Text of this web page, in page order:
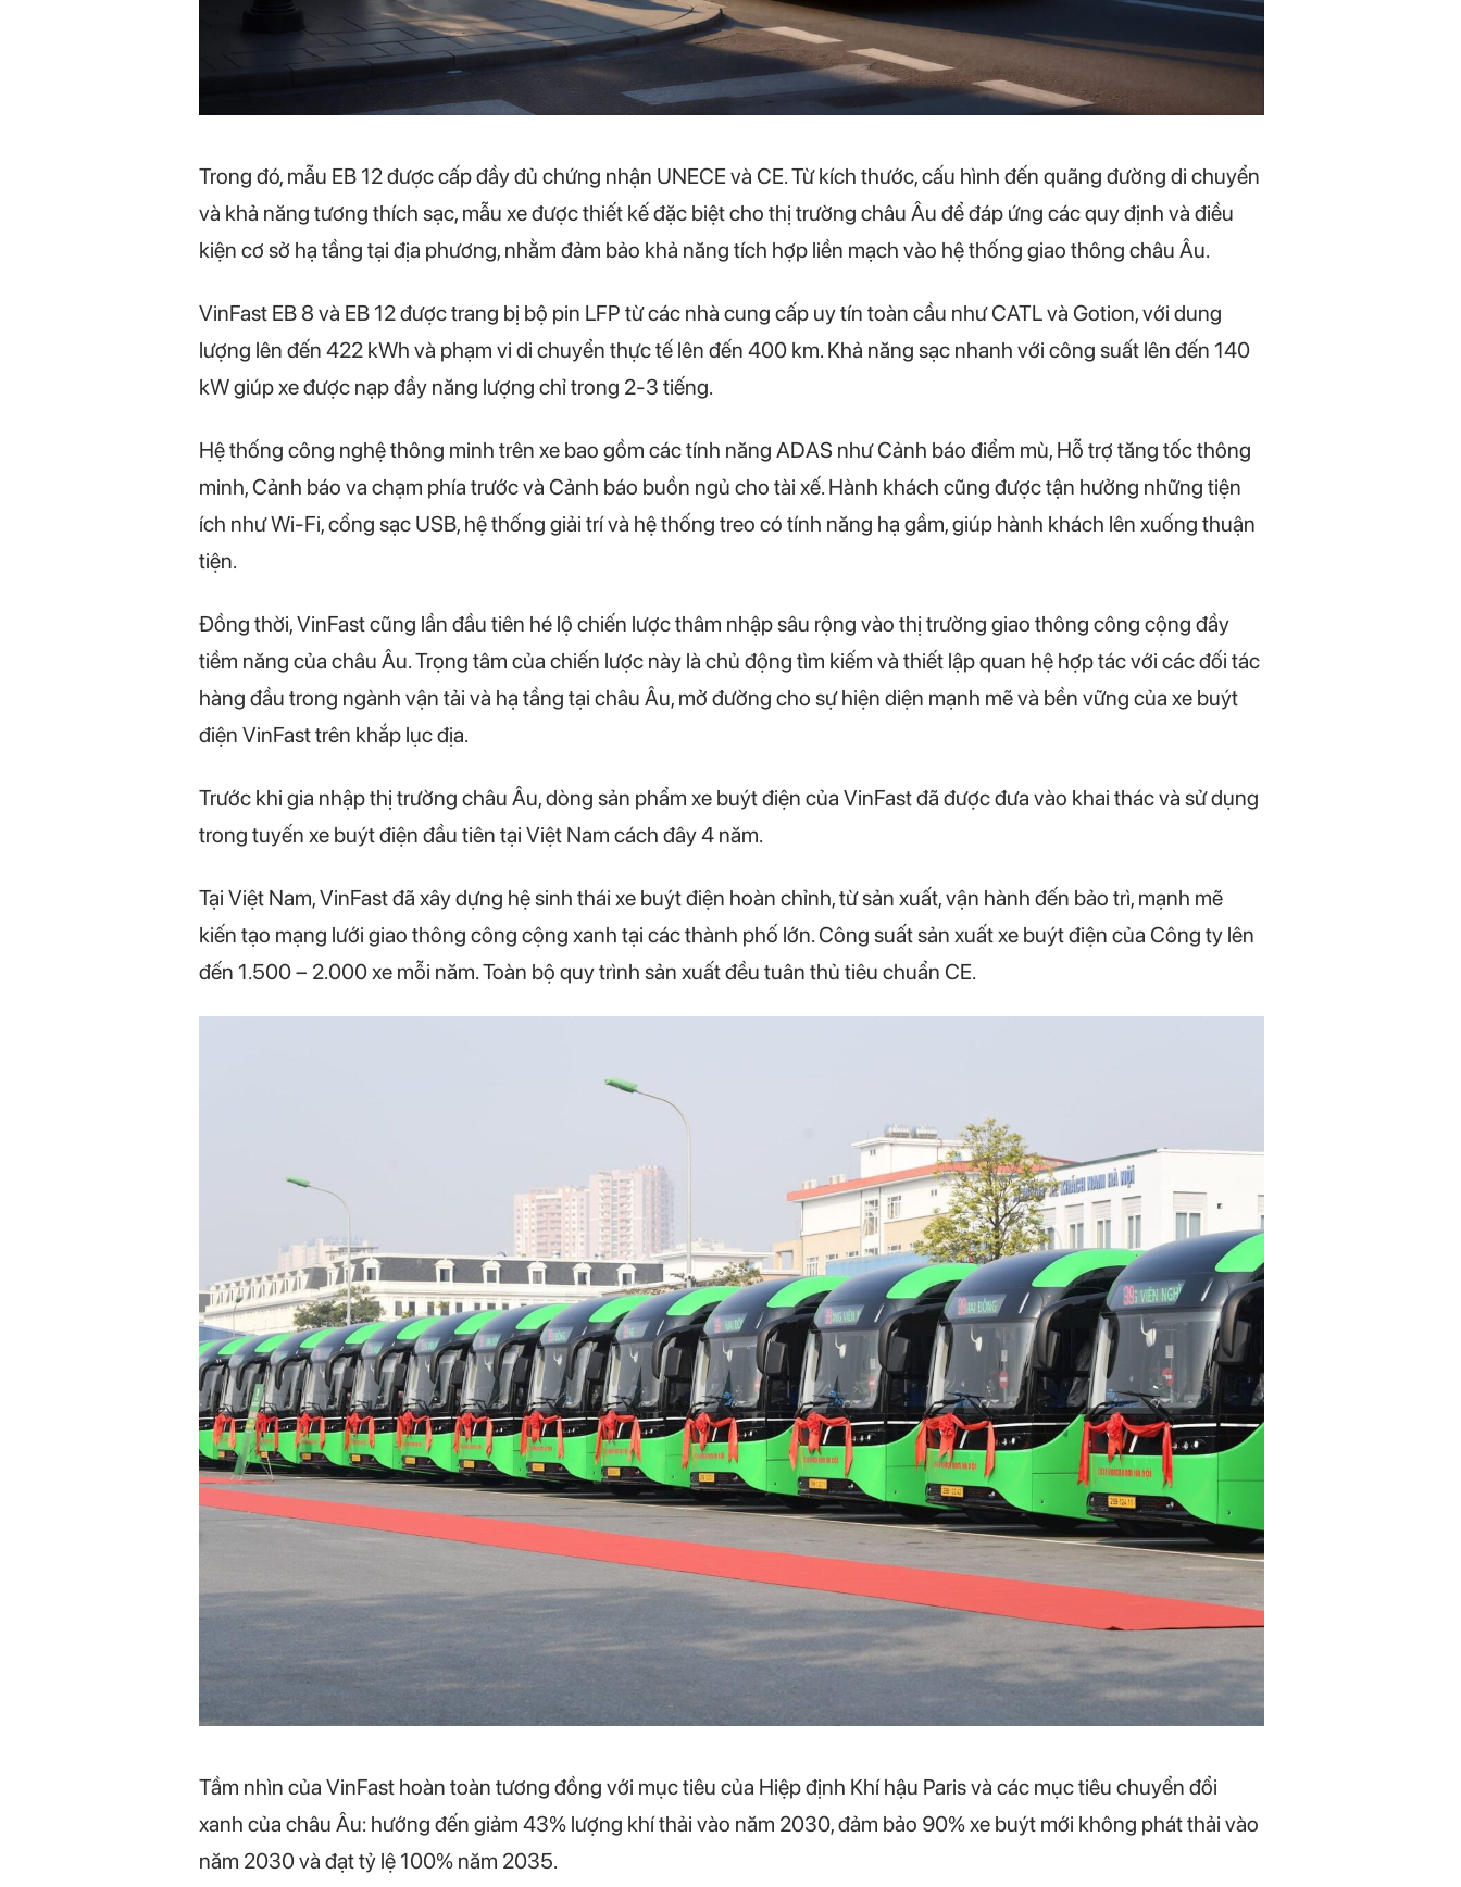
Trong đó, mẫu EB 12 được cấp đầy đủ chứng nhận UNECE và CE. Từ kích thước, cấu hình đến quãng đường di chuyển
và khả năng tương thích sạc, mẫu xe được thiết kế đặc biệt cho thị trường châu Âu để đáp ứng các quy định và điều
kiện cơ sở hạ tầng tại địa phương, nhằm đảm bảo khả năng tích hợp liền mạch vào hệ thống giao thông châu Âu.
VinFast EB 8 và EB 12 được trang bị bộ pin LFP từ các nhà cung cấp uy tín toàn cầu như CATL và Gotion, với dung
lượng lên đến 422 kWh và phạm vi di chuyển thực tế lên đến 400 km. Khả năng sạc nhanh với công suất lên đến 140
kW giúp xe được nạp đầy năng lượng chỉ trong 2-3 tiếng.
Hệ thống công nghệ thông minh trên xe bao gồm các tính năng ADAS như Cảnh báo điểm mù, Hỗ trợ tăng tốc thông
minh, Cảnh báo va chạm phía trước và Cảnh báo buồn ngủ cho tài xế. Hành khách cũng được tận hưởng những tiện
ích như Wi-Fi, cổng sạc USB, hệ thống giải trí và hệ thống treo có tính năng hạ gầm, giúp hành khách lên xuống thuận
tiện.
Đồng thời, VinFast cũng lần đầu tiên hé lộ chiến lược thâm nhập sâu rộng vào thị trường giao thông công cộng đầy
tiềm năng của châu Âu. Trọng tâm của chiến lược này là chủ động tìm kiếm và thiết lập quan hệ hợp tác với các đối tác
hàng đầu trong ngành vận tải và hạ tầng tại châu Âu, mở đường cho sự hiện diện mạnh mẽ và bền vững của xe buýt
điện VinFast trên khắp lục địa.
Trước khi gia nhập thị trường châu Âu, dòng sản phẩm xe buýt điện của VinFast đã được đưa vào khai thác và sử dụng
trong tuyến xe buýt điện đầu tiên tại Việt Nam cách đây 4 năm.
Tại Việt Nam, VinFast đã xây dựng hệ sinh thái xe buýt điện hoàn chỉnh, từ sản xuất, vận hành đến bảo trì, mạnh mẽ
kiến tạo mạng lưới giao thông công cộng xanh tại các thành phố lớn. Công suất sản xuất xe buýt điện của Công ty lên
đến 1.500 – 2.000 xe mỗi năm. Toàn bộ quy trình sản xuất đều tuân thủ tiêu chuẩn CE.
Tầm nhìn của VinFast hoàn toàn tương đồng với mục tiêu của Hiệp định Khí hậu Paris và các mục tiêu chuyển đổi
xanh của châu Âu: hướng đến giảm 43% lượng khí thải vào năm 2030, đảm bảo 90% xe buýt mới không phát thải vào
năm 2030 và đạt tỷ lệ 100% năm 2035.